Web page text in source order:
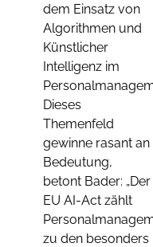
dem Einsatz von
Algorithmen und
Künstlicher
Intelligenz im
Dieses
Themenfeld
gewinne rasant an
Bedeutung,
betont Bader: „Der
EU AI-Act zählt
zu den besonders